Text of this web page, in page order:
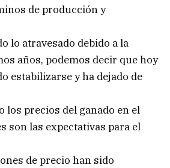
de producción y
lo atravesado debido a la
años, podemos decir que hoy
estabilizarse y ha dejado de
los precios del ganado en el
son las expectativas para el
de precio han sido